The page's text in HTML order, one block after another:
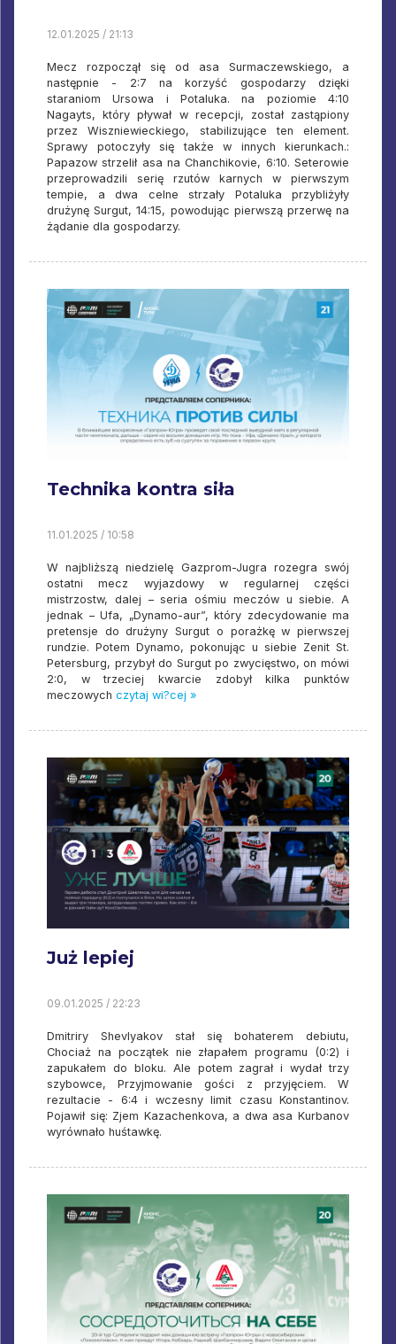
12.01.2025 / 21:13
Mecz rozpoczął się od asa Surmaczewskiego, a
następnie - 2:7 na korzyść gospodarzy dzięki
staraniom Ursowa i Potaluka. na poziomie 4:10
Nagayts, który pływał w recepcji, został zastąpiony
przez Wiszniewieckiego, stabilizujące ten element.
Sprawy potoczyły się także w innych kierunkach.:
Papazow strzelił asa na Chanchikovie, 6:10. Seterowie
przeprowadzili serię rzutów karnych w pierwszym
tempie, a dwa celne strzały Potaluka przybliżyły
drużynę Surgut, 14:15, powodując pierwszą przerwę na
żądanie dla gospodarzy.
Technika kontra siła
11.01.2025 / 10:58
W najbliższą niedzielę Gazprom-Jugra rozegra swój
ostatni mecz wyjazdowy w regularnej części
mistrzostw, dalej – seria ośmiu meczów u siebie. A
jednak – Ufa, „Dynamo-aur”, który zdecydowanie ma
pretensje do drużyny Surgut o porażkę w pierwszej
rundzie. Potem Dynamo, pokonując u siebie Zenit St.
Petersburg, przybył do Surgut po zwycięstwo, on mówi
2:0, w trzeciej kwarcie zdobył kilka punktów
meczowych czytaj wi?cej »
Już lepiej
09.01.2025 / 22:23
Dmitriry Shevlyakov stał się bohaterem debiutu,
Chociaż na początek nie złapałem programu (0:2) i
zapukałem do bloku. Ale potem zagrał i wydał trzy
szybowce, Przyjmowanie gości z przyjęciem. W
rezultacie - 6:4 i wczesny limit czasu Konstantinov.
Pojawił się: Zjem Kazachenkova, a dwa asa Kurbanov
wyrównało huśtawkę.